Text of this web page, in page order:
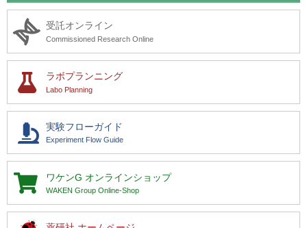
受託オンライン
Commissioned Research Online
ラボプランニング
Labo Planning
実験フローガイド
Experiment Flow Guide
ワケンG オンラインショップ
WAKEN Group Online-Shop